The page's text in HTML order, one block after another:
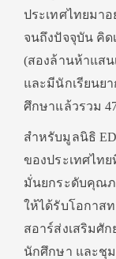
ประเทศไทยมาอ
จนถึงปัจจุบัน คิด
(สองล้านห้าแส
และมีนักเรียนย
ศึกษาแล้วรวม
สำหรับมูลนิธิ
ของประเทศไท
มั่นยกระดับคุณภ
ให้ได้รับโอกาส
สอาร์ส่งเสริมศั
นักศึกษา และชุ